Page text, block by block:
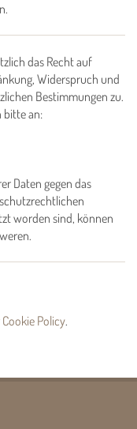
das Recht auf
Widerspruch und
Bestimmungen zu.
bitte an:
Daten gegen das
worden sind, können
Cookie Policy.